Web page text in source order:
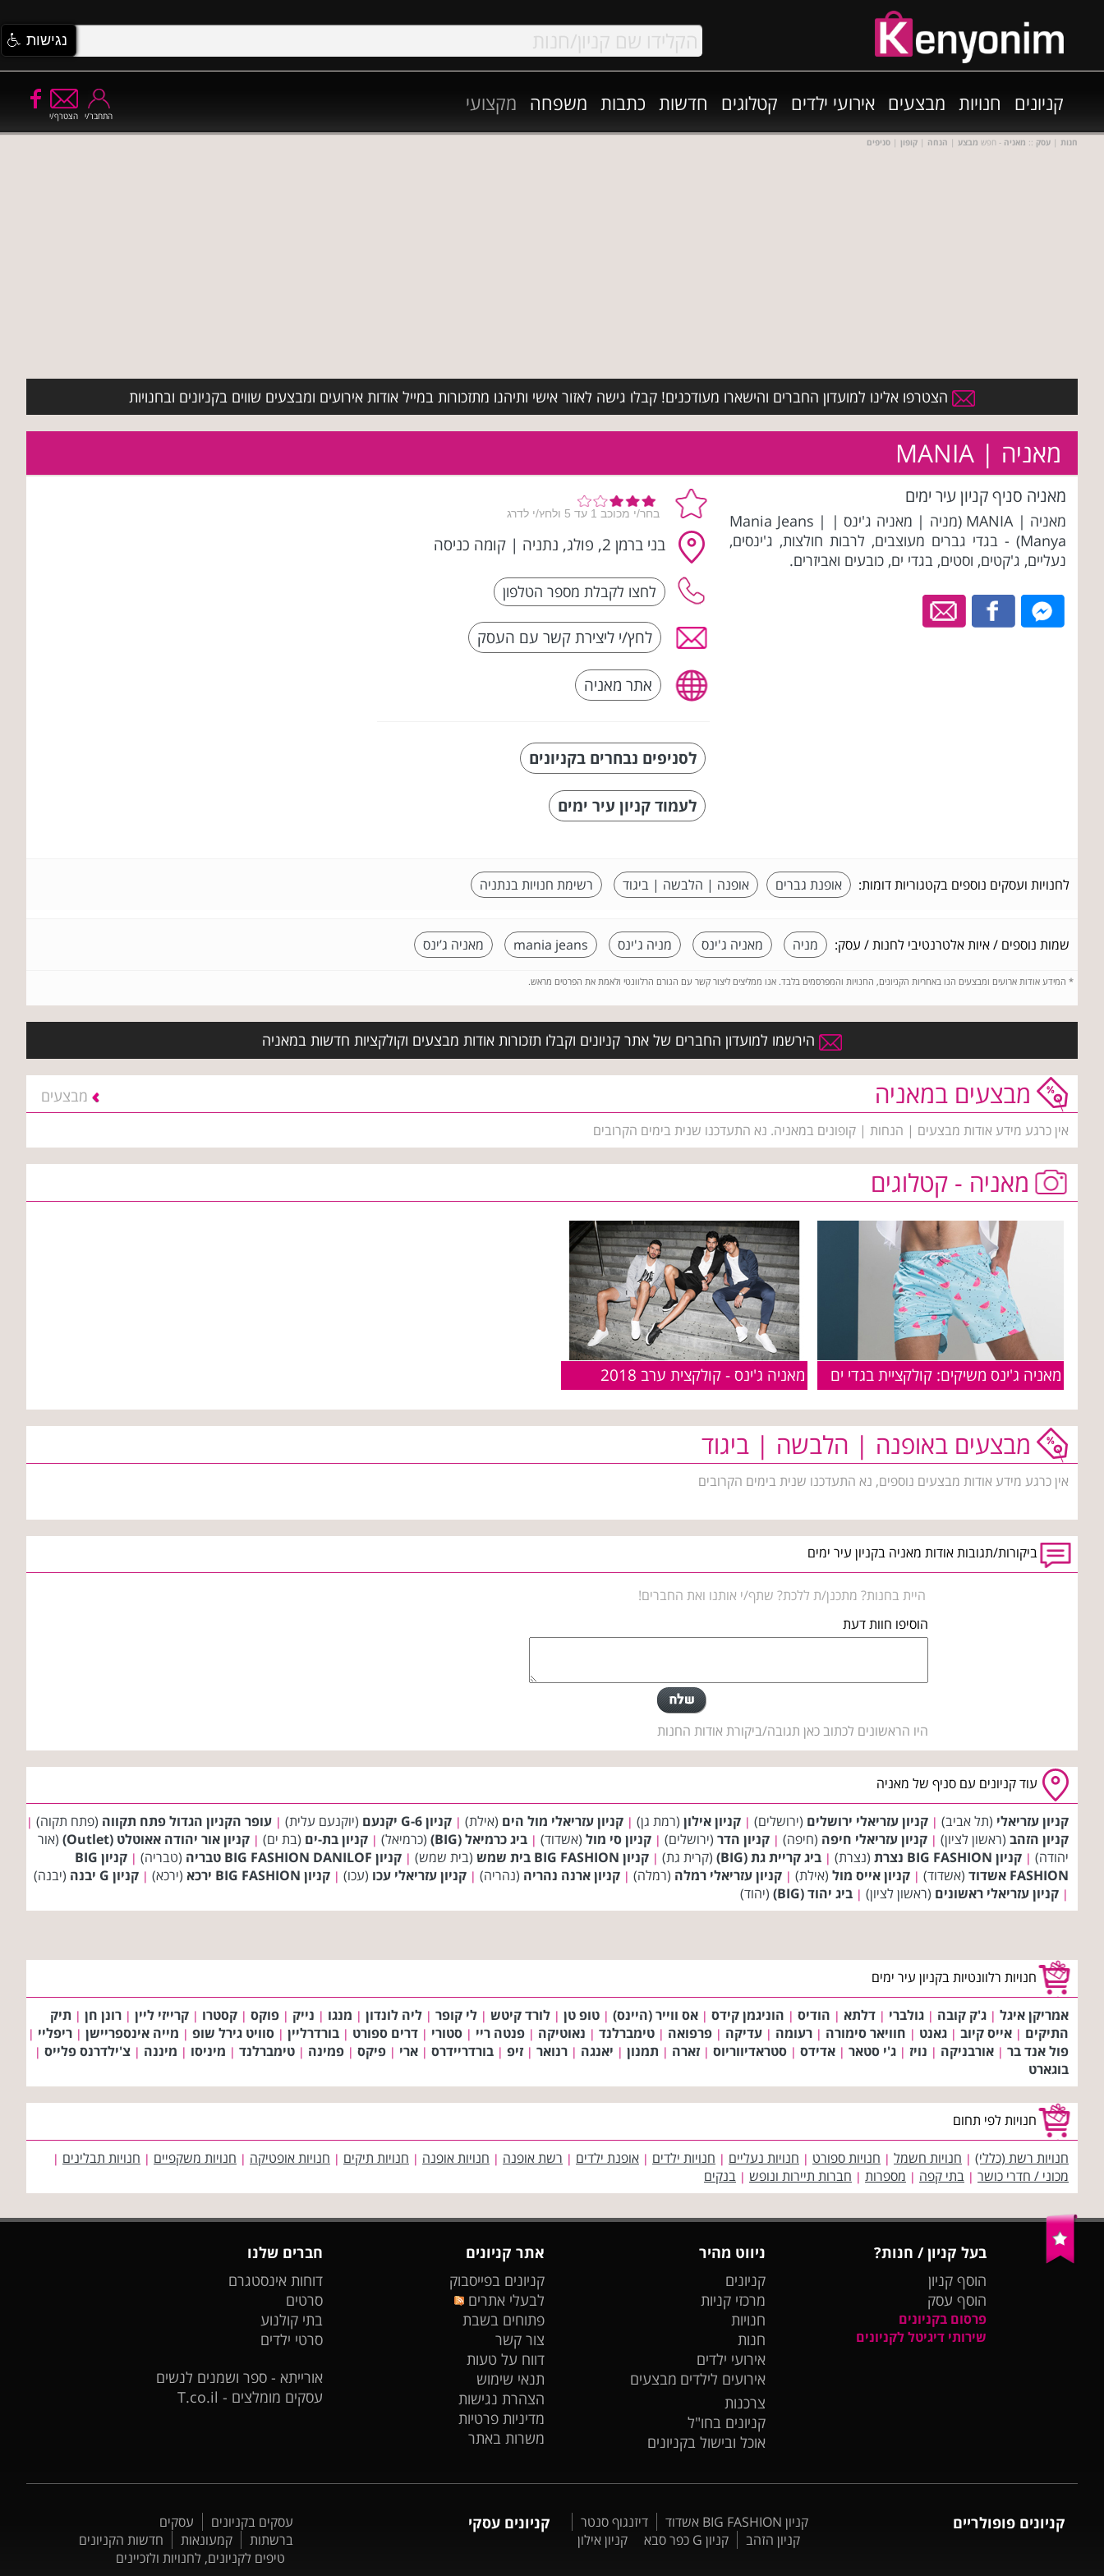
קניונים חנויות מבצעים אירועי ילדים קטלוגים חדשות כתבות משפחה מקצועי
הצטרף/י התחבר/י
חנות | עסק :: מאניה - חפש מבצע | הנחה | קופון | סניפים
הצטרפו אלינו למועדון החברים והישארו מעודכנים! קבלו גישה לאזור אישי ותיהנו מתזכורות במייל אודות אירועים ומבצעים שווים בקניונים ובחנויות
מאניה | MANIA
מאניה סניף קניון עיר ימים
מאניה | MANIA (מניה | מאניה ג'ינס | Mania Jeans |
Manya) - בגדי גברים מעוצבים, לרבות חולצות, ג'ינסים,
נעליים, ג'קטים, וסטים, בגדי ים, כובעים ואביזרים.
בני ברמן 2, פולג, נתניה | קומה כניסה
לחץ/י ליצירת קשר עם העסק
אתר מאניה
לסניפים נבחרים בקניונים
לעמוד קניון עיר ימים
לחנויות ועסקים נוספים בקטגוריות דומות: אופנת גברים אופנה | הלבשה | ביגוד רשימת חנויות בנתניה
שמות נוספים / איות אלטרנטיבי לחנות / עסק: מניה מאניה ג'ינס מניה ג'ינס mania jeans מאניה ג’ינס
* המידע אודות ארועים ומבצעים הנו באחריות הקניונים, החנויות והמפרסמים בלבד. אנו ממליצים ליצור קשר עם הגורם הרלוונטי ולאמת את הפרטים מראש.
הירשמו למועדון החברים של אתר קניונים וקבלו תזכורות אודות מבצעים וקולקציות חדשות במאניה
מבצעים במאניה מבצעים
אין כרגע מידע אודות מבצעים | הנחות | קופונים במאניה. נא התעדכנו שנית בימים הקרובים
מאניה - קטלוגים
מאניה ג'ינס משיקים: קולקציית בגדי ים מאניה ג'ינס - קולקצית ערב 2018
מבצעים באופנה | הלבשה | ביגוד
אין כרגע מידע אודות מבצעים נוספים, נא התעדכנו שנית בימים הקרובים
ביקורות/תגובות אודות מאניה בקניון עיר ימים
היית בחנות? מתכנן/ת ללכת? שתף/י אותנו ואת החברים!
הוסיפו חוות דעת
היו הראשונים לכתוב כאן תגובה/ביקורת אודות החנות
עוד קניונים עם סניף של מאניה
קניון עזריאלי (תל אביב) | קניון עזריאלי ירושלים (ירושלים) | קניון אילון (רמת גן) | קניון עזריאלי מול הים (אילת) | קניון G-6 יקנעם (יוקנעם עלית) | עופר הקניון הגדול פתח תקווה (פתח תקוה) |
קניון הזהב (ראשון לציון) | קניון עזריאלי חיפה (חיפה) | קניון הדר (ירושלים) | קניון סי מול (אשדוד) | ביג כרמיאל (BIG) (כרמיאל) | קניון בת-ים (בת ים) | קניון אור יהודה אאוטלט (Outlet)
(אור
יהודה) | קניון BIG FASHION נצרת (נצרת) | ביג קריית גת (BIG) (קרית גת) | קניון BIG FASHION בית שמש (בית שמש) | קניון BIG FASHION DANILOF טבריה (טבריה) |
קניון BIG
FASHION אשדוד
(אשדוד) | קניון אייס מול (אילת) | קניון עזריאלי רמלה (רמלה) | קניון ארנה נהריה (נהריה) | קניון עזריאלי עכו (עכו) | קניון BIG FASHION ירכא (ירכא) | קניון G יבנה (יבנה)
| קניון עזריאלי ראשונים (ראשון לציון) | ביג יהוד (BIG) (יהוד)
חנויות רלוונטיות בקניון עיר ימים
אמריקן איגל | ג'ק קובה | גולברי | דלתא | הודיס | הוניגמן קידס | אס ווייר (היינס) | טופ טן | לורד קיטש | לי קופר | ליה לונדון | מנגו | נייק | פוקס | קסטרו | קרייזי ליין | רונן חן | תיק
התיקים | אייס קיוב | גאנט | חוויאר סימורה | רעומה | עדיקה | פרפואה | טימברלנד | נאוטיקה | פנטה ריי | סטורי | דרים ספורט | בורדרליין | סוויט גירל שופ | מייה אינספריישן | ריפליי |
פול אנד בר | אורבניקה | נויז | ג'י סטאר | אדידס | סטראדיווריוס | זארה | תמנון | יאנגה | רנואר | זיפ | בורדריידרס | ארי | פיקס | פמינה | טימברלנד | מיניסו | מיננה | צ'ילדרנס פלייס |
בוגארט
חנויות לפי תחום
חנויות רשת (כללי) | חנויות חשמל | חנויות ספורט | חנויות נעליים | חנויות ילדים | אופנת ילדים | רשת אופנה | חנויות אופנה | חנויות תיקים | חנויות אופטיקה | חנויות משקפיים | חנויות תבלינים |
מכוני / חדרי כושר | בתי קפה | מספרות | חברות תיירות ונופש | בנקים
בעל קניון / חנות?
הוסף קניון
הוסף עסק
פרסום בקניונים
שירותי דיגיטל לקניונים
ניווט מהיר
קניונים
מרכזי קניות
חנויות
חנות
אירועי ילדים
אירועים לילדים מבצעים
צרכנות
קניונים בחו"ל
אוכל ובישול בקניונים
אתר קניונים
קניונים בפייסבוק
לבעלי אתרים
פתוחים בשבת
צור קשר
דווח על טעות
תנאי שימוש
הצהרת נגישות
מדיניות פרטיות
משרות באתר
חברים שלנו
דוחות אינסטגרם
סרטים
בתי קולנוע
סרטי ילדים
אורייתא - ספר ושמנים לנשים
עסקים מומלצים - T.co.il
קניונים פופולריים קניון BIG FASHION אשדוד
דיזנגוף סנטר
קניון הזהב
קניון G כפר סבא קניון אילון
קניונים עסקי עסקים בקניונים
עסקים
ברשתות
קמעונאות
חדשות הקניונים
טיפים לקניונים, לחנויות ולזכיינים
נגישות